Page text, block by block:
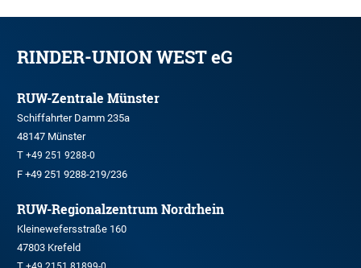
RINDER-UNION WEST eG
RUW-Zentrale Münster
Schiffahrter Damm 235a
48147 Münster
T +49 251 9288-0
F +49 251 9288-219/236
RUW-Regionalzentrum Nordrhein
Kleinewefersstraße 160
47803 Krefeld
T